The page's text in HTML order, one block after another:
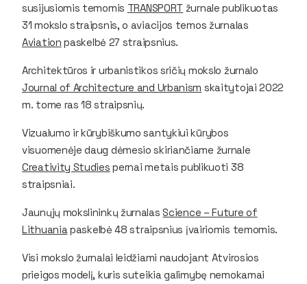
susijusiomis temomis TRANSPORT žurnale publikuotas
31 mokslo straipsnis, o aviacijos temos žurnalas
Aviation paskelbė 27 straipsnius.
Architektūros ir urbanistikos sričių mokslo žurnalo
Journal of Architecture and Urbanism skaitytojai 2022
m. tome ras 18 straipsnių.
Vizualumo ir kūrybiškumo santykiui kūrybos
visuomenėje daug dėmesio skiriančiame žurnale
Creativity Studies pernai metais publikuoti 38
straipsniai.
Jaunųjų mokslininkų žurnalasScience – Future of
Lithuaniapaskelbė 48 straipsnius įvairiomis temomis.
Visi mokslo žurnalai leidžiami naudojant Atvirosios
prieigos modelį, kuris suteikia galimybę nemokamai